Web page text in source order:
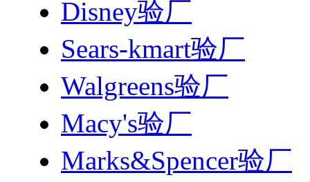
Disney验厂
Sears-kmart验厂
Walgreens验厂
Macy's验厂
Marks&Spencer验厂